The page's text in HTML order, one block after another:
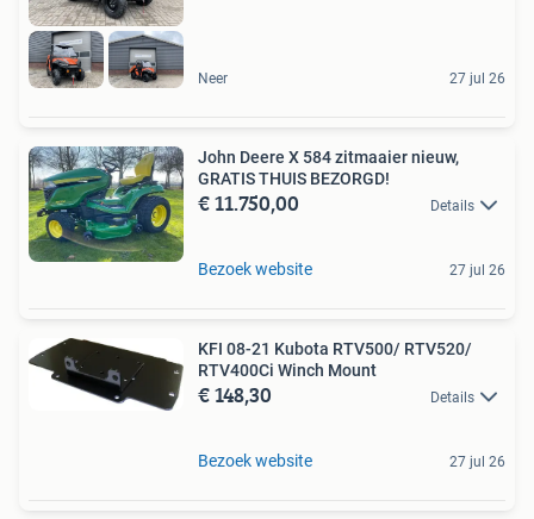
Neer 27 jul 26
John Deere X 584 zitmaaier nieuw,
GRATIS THUIS BEZORGD!
€ 11.750,00 Details
Bezoek website 27 jul 26
KFI 08-21 Kubota RTV500/ RTV520/
RTV400Ci Winch Mount
€ 148,30 Details
Bezoek website 27 jul 26